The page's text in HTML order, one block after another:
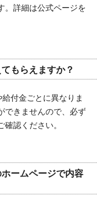
。詳細は公式ページを
もらえますか？
付金ごとに異なりま
できませんので、必ず
認ください。
ームページで内容